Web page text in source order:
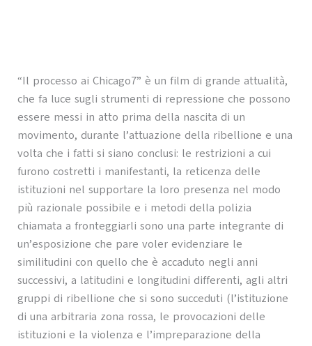
“Il processo ai Chicago7” è un film di grande attualità,
che fa luce sugli strumenti di repressione che possono
essere messi in atto prima della nascita di un
movimento, durante l’attuazione della ribellione e una
volta che i fatti si siano conclusi: le restrizioni a cui
furono costretti i manifestanti, la reticenza delle
istituzioni nel supportare la loro presenza nel modo
più razionale possibile e i metodi della polizia
chiamata a fronteggiarli sono una parte integrante di
un’esposizione che pare voler evidenziare le
similitudini con quello che è accaduto negli anni
successivi, a latitudini e longitudini differenti, agli altri
gruppi di ribellione che si sono succeduti (l’istituzione
di una arbitraria zona rossa, le provocazioni delle
istituzioni e la violenza e l’impreparazione della